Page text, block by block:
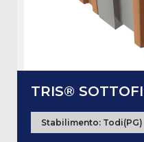
TRIS®
Stabilimento: Todi(PG)